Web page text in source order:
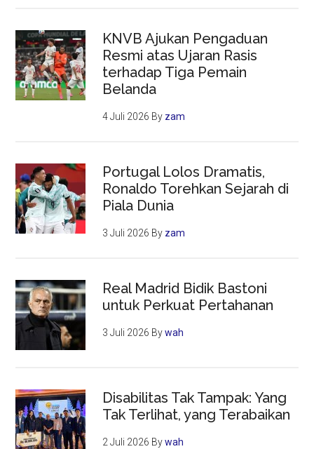
KNVB Ajukan Pengaduan
Resmi atas Ujaran Rasis
terhadap Tiga Pemain
Belanda
4 Juli 2026 By zam
Portugal Lolos Dramatis,
Ronaldo Torehkan Sejarah di
Piala Dunia
3 Juli 2026 By zam
Real Madrid Bidik Bastoni
untuk Perkuat Pertahanan
3 Juli 2026 Bywah
Disabilitas Tak Tampak: Yang
Tak Terlihat, yang Terabaikan
2 Juli 2026 Bywah